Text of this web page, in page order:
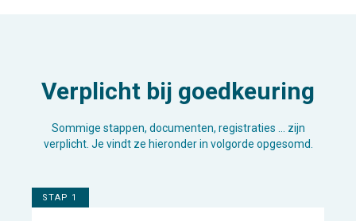
Verplicht bij goedkeuring
Sommige stappen, documenten, registraties … zijn
verplicht. Je vindt ze hieronder in volgorde opgesomd.
STAP 1